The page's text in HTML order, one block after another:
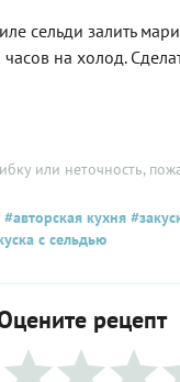
сельди залить
на холод.
или неточность,
#авторская кухня
с сельдью
рецепт